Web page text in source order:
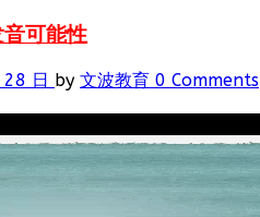
可能性
日 by 文波教育 0 Comments